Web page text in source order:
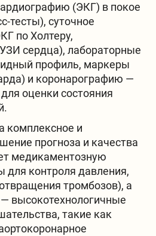
(ЭКГ) в покое
тесты), суточное
по Холтеру,
сердца), лабораторные
профиль, маркеры
и коронарографию —
оценки состояния
комплексное и
прогноза и качества
медикаментозную
для контроля давления,
тромбозов), а
высокотехнологичные
такие как